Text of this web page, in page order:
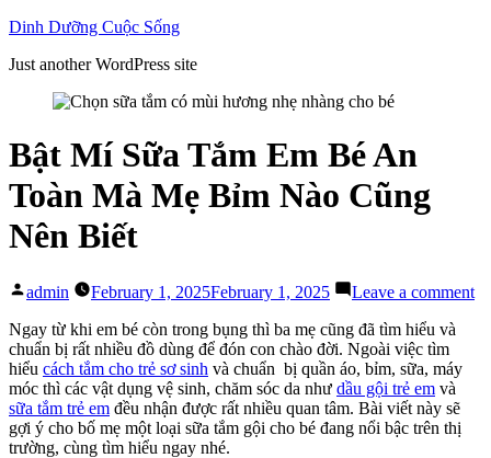
Skip
content
Dinh Dưỡng Cuộc Sống
Just another WordPress site
Bật Mí Sữa Tắm Em Bé An
Toàn Mà Mẹ Bỉm Nào Cũng
Nên Biết
Posted
admin February 1, 2025February 1, 2025 Leave a commenton
Ngay từ khi em bé còn trong bụng thì ba mẹ cũng đã tìm hiểu và
chuẩn bị rất nhiều đồ dùng để đón con chào đời. Ngoài việc tìm
hiểu cách tắm cho trẻ sơ sinh và chuẩn bị quần áo, bỉm, sữa, máy
móc thì các vật dụng vệ sinh, chăm sóc da như dầu gội trẻ em và
sữa tắm trẻ em đều nhận được rất nhiều quan tâm. Bài viết này sẽ
gợi ý cho bố mẹ một loại sữa tắm gội cho bé đang nổi bậc trên thị
trường, cùng tìm hiểu ngay nhé.